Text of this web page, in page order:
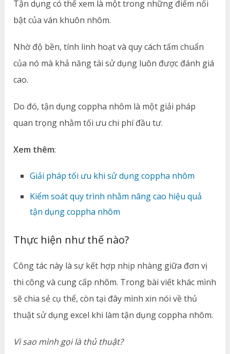
Tận dụng có thể xem là một trong những điểm nổi
bật của ván khuôn nhôm.
Nhờ độ bền, tính linh hoạt và quy cách tấm chuẩn
của nó mà khả năng tái sử dụng luôn được đánh giá
cao.
Do đó, tận dụng coppha nhôm là một giải pháp
quan trọng nhằm tối ưu chi phí đầu tư.
Xem thêm:
Giải pháp tối ưu khi sử dụng coppha nhôm
Kiểm soát quy trình nhằm nâng cao hiệu quả
tận dụng coppha nhôm
Thực hiện như thế nào?
Công tác này là sự kết hợp nhịp nhàng giữa đơn vị
thi công và cung cấp nhôm. Trong bài viết khác mình
sẽ chia sẻ cụ thể, còn tại đây mình xin nói về thủ
thuật sử dụng excel khi làm tận dụng coppha nhôm.
Vì sao mình gọi là thủ thuật?